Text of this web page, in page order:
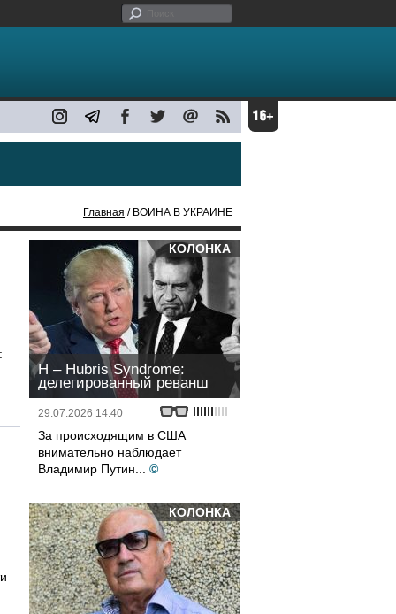
Главная / ВОЙНА В УКРАИНЕ
КОЛОНКА
H – Hubris Syndrome:
делегированный реванш
29.07.2026 14:40
За происходящим в США
внимательно наблюдает
Владимир Путин...
©
КОЛОНКА